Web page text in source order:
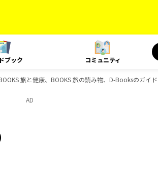
ブック コミュニティ
旅と健康、BOOKS 旅の読み物、D-Booksのガイ
AD